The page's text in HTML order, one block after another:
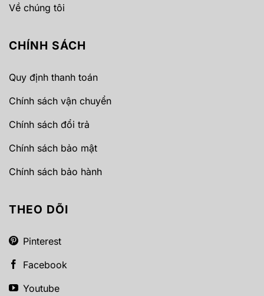
Về chúng tôi
CHÍNH SÁCH
Quy định thanh toán
Chính sách vận chuyển
Chính sách đổi trả
Chính sách bảo mật
Chính sách bảo hành
THEO DÕI
Pinterest
Facebook
Youtube